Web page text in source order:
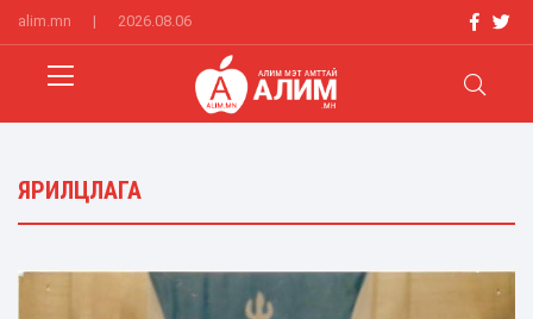
alim.mn | 2026.08.06
ЯРИЛЦЛАГА